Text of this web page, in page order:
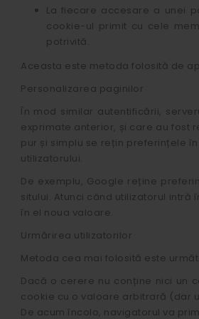
La fiecare accesare a unei
cookie-ul primit cu cele
potrivită.
Aceasta este metoda folosită de
Personalizarea paginilor
În mod similar autentificării,
exprimate anterior, și care au fost
pur și simplu se rețin preferințele
utilizatorului.
De exemplu, Google reține
sitului. Atunci când utilizatorul
în el noua valoare.
Urmărirea utilizatorilor
Metoda cea mai folosită este
Dacă o cerere nu conține nici un
cookie cu o valoare arbitrară (dar
De acum încolo, navigatorul va